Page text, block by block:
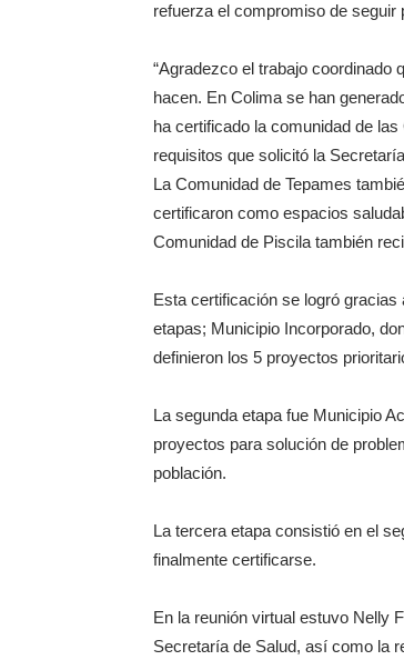
refuerza el compromiso de
“Agradezco el trabajo coordinado
hacen. En Colima se han
ha certificado la comunidad de
requisitos que solicitó la
La Comunidad de Tepames
certificaron como espacios
Comunidad de Piscila también
Esta certificación se logró gracias
etapas; Municipio Incorporado,
definieron los 5 proyectos
La segunda etapa fue Municipio
proyectos para solución de
población.
La tercera etapa consistió en el
finalmente certificarse.
En la reunión virtual estuvo Nelly
Secretaría de Salud, así como la